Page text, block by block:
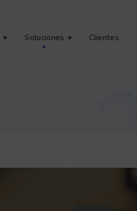
Soluciones Clientes